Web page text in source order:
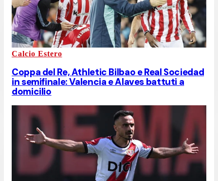
Calcio Estero
Coppa del Re, Athletic Bilbao e Real Sociedad
in semifinale: Valencia e Alaves battuti a
domicilio